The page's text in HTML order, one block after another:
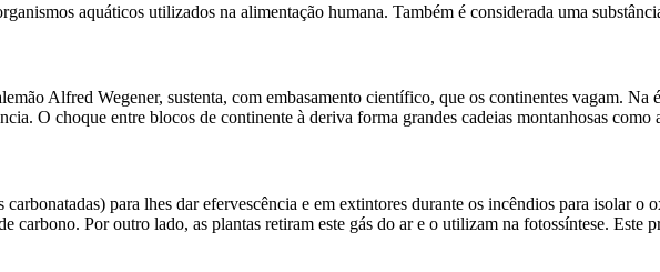
aquáticos utilizados na alimentação humana. Também é considerada uma
Alfred Wegener, sustenta, com embasamento científico, que os continentes vagam. Na
O choque entre blocos de continente à deriva forma grandes cadeias montanhosas como
para lhes dar efervescência e em extintores durante os incêndios para isolar o
Por outro lado, as plantas retiram este gás do ar e o utilizam na fotossíntese. Este